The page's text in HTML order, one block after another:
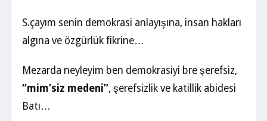
S.çayım senin demokrasi anlayışına, insan hakları
algına ve özgürlük fikrine…
Mezarda neyleyim ben demokrasiyi bre şerefsiz,
“mim’siz medeni”, şerefsizlik ve katillik abidesi
Batı…